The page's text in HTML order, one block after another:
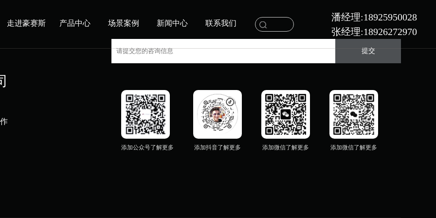
走进豪赛斯 产品中心 场景案例 新闻中心 联系我们
潘经理:18925950028
张经理:18926272970
提交
添加公众号了解更多 添加抖音了解更多 添加微信了解更多 添加微信了解更多